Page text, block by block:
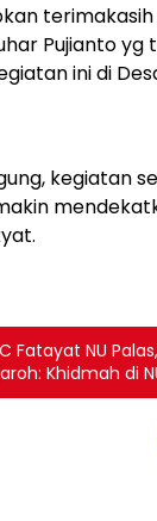
Pujianto yg
ini di
kegiatan
Fatayat NU
Khidmah di
Mardlâtillâh